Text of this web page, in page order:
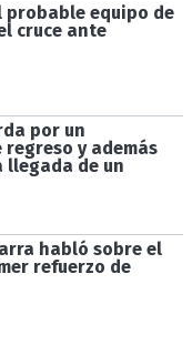
probable equipo de
cruce ante
por un
y además
llegada de un
habló sobre el
refuerzo de